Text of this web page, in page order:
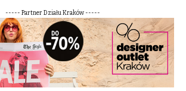
----- Partner Działu Kraków -----